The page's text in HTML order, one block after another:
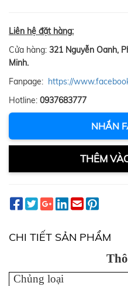
Liên hệ đặt hàng:
Cửa hàng: 321 Nguyễn Oanh,
Minh.
Fanpage: https://
Hotline: 0937683777
NHẮN
THÊM
CHI TIẾT SẢN PHẨM
Chủng loại